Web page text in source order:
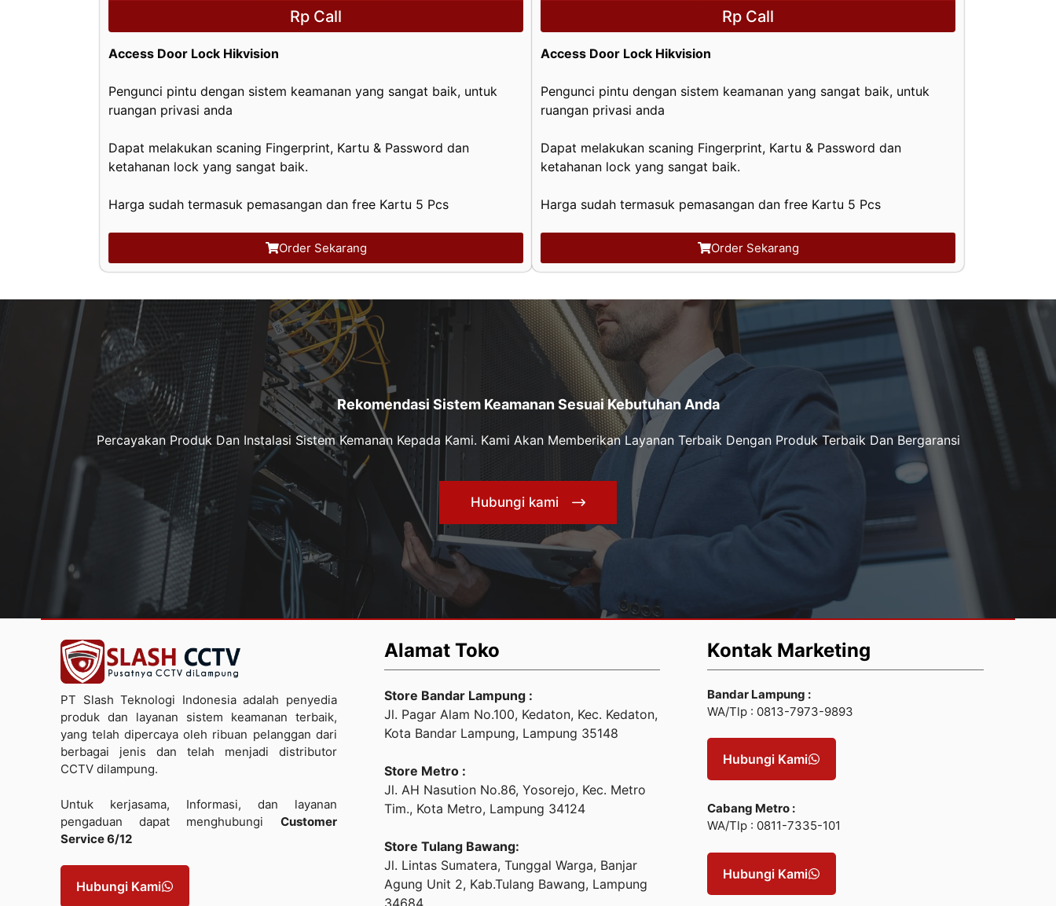
Rp Call
Access Door Lock Hikvision
Pengunci pintu dengan sistem keamanan yang sangat baik, untuk
ruangan privasi anda
Dapat melakukan scaning Fingerprint, Kartu & Password dan
ketahanan lock yang sangat baik.
Harga sudah termasuk pemasangan dan free Kartu 5 Pcs
Order Sekarang
Rp Call
Access Door Lock Hikvision
Pengunci pintu dengan sistem keamanan yang sangat baik, untuk
ruangan privasi anda
Dapat melakukan scaning Fingerprint, Kartu & Password dan
ketahanan lock yang sangat baik.
Harga sudah termasuk pemasangan dan free Kartu 5 Pcs
Order Sekarang
Rekomendasi Sistem Keamanan Sesuai Kebutuhan Anda
Percayakan Produk Dan Instalasi Sistem Kemanan Kepada Kami. Kami Akan Memberikan Layanan Terbaik Dengan Produk Terbaik Dan Bergaransi
Hubungi kami
PT Slash Teknologi Indonesia adalah penyedia
produk dan layanan sistem keamanan terbaik,
yang telah dipercaya oleh ribuan pelanggan dari
berbagai jenis dan telah menjadi distributor
CCTV dilampung.
Untuk kerjasama, Informasi, dan layanan
pengaduan dapat menghubungi Customer
Service 6/12
Hubungi Kami
Alamat Toko
Store Bandar Lampung :
Jl. Pagar Alam No.100, Kedaton, Kec. Kedaton,
Kota Bandar Lampung, Lampung 35148
Store Metro :
Jl. AH Nasution No.86, Yosorejo, Kec. Metro
Tim., Kota Metro, Lampung 34124
Store Tulang Bawang:
Jl. Lintas Sumatera, Tunggal Warga, Banjar
Agung Unit 2, Kab.Tulang Bawang, Lampung
34684
Kontak Marketing
Bandar Lampung :
WA/Tlp : 0813-7973-9893
Hubungi Kami
Cabang Metro :
WA/Tlp : 0811-7335-101
Hubungi Kami